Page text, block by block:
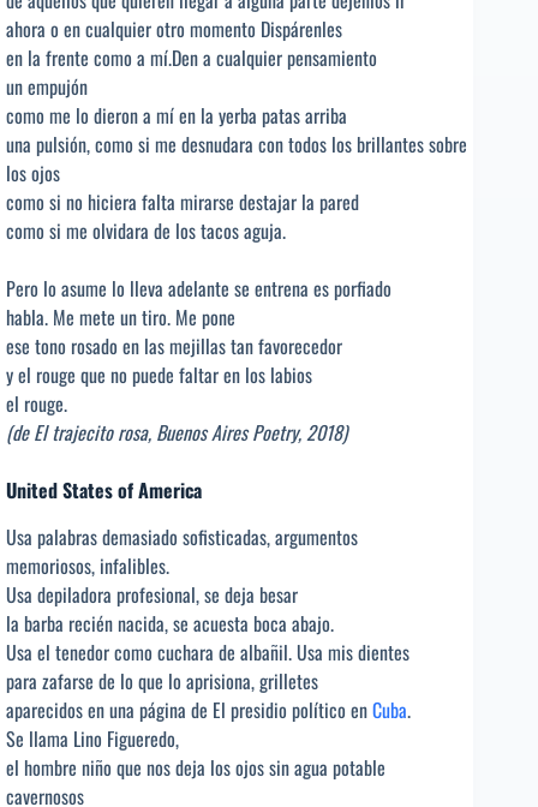
ahora o en cualquier otro momento Dispárenles
en la frente como a mí.Den a cualquier pensamiento
un empujón
como me lo dieron a mí en la yerba patas arriba
una pulsión, como si me desnudara con todos los brillantes sobre
los ojos
como si no hiciera falta mirarse destajar la pared
como si me olvidara de los tacos aguja.
Pero lo asume lo lleva adelante se entrena es porfiado
habla. Me mete un tiro. Me pone
ese tono rosado en las mejillas tan favorecedor
y el rouge que no puede faltar en los labios
el rouge.
(de El trajecito rosa, Buenos Aires Poetry, 2018)
United States of America
Usa palabras demasiado sofisticadas, argumentos
memoriosos, infalibles.
Usa depiladora profesional, se deja besar
la barba recién nacida, se acuesta boca abajo.
Usa el tenedor como cuchara de albañil. Usa mis dientes
para zafarse de lo que lo aprisiona, grilletes
aparecidos en una página de El presidio político enCuba.
Se llama Lino Figueredo,
el hombre niño que nos deja los ojos sin agua potable
cavernosos